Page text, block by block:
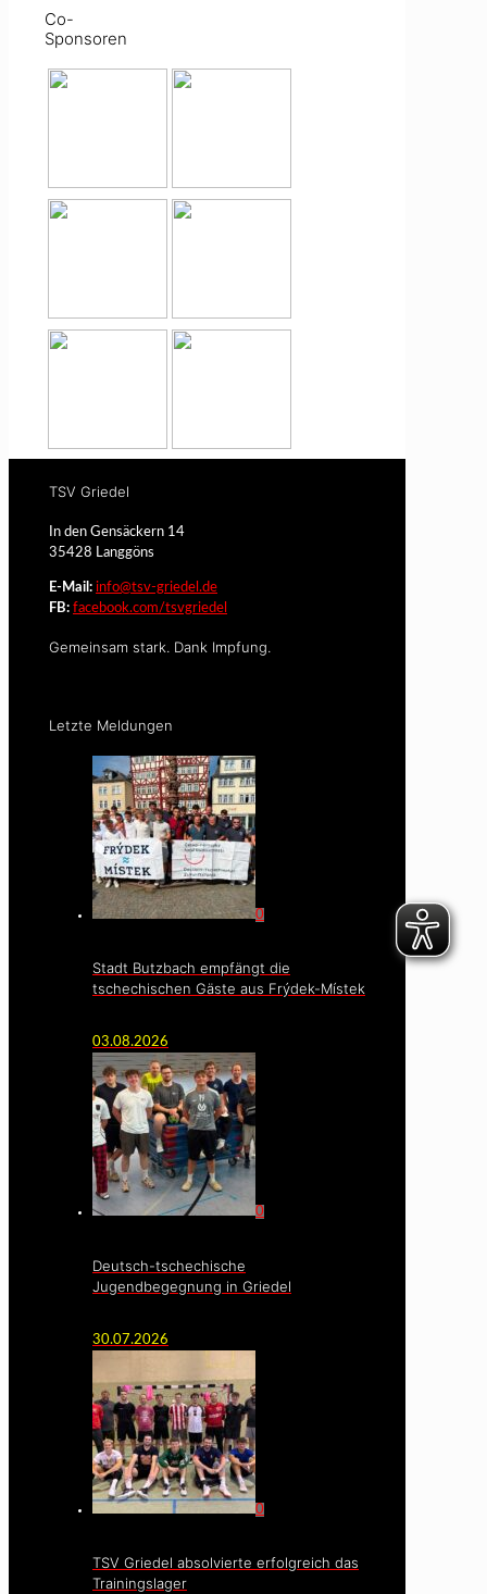
Co-
Sponsoren
TSV Griedel
In den Gensäckern 14
35428 Langgöns
E-Mail: info@tsv-griedel.de
FB: facebook.com/tsvgriedel
Gemeinsam stark. Dank Impfung.
Letzte Meldungen
0
Stadt Butzbach empfängt die
tschechischen Gäste aus Frýdek-Místek
03.08.2026
0
Deutsch-tschechische
Jugendbegegnung in Griedel
30.07.2026
0
TSV Griedel absolvierte erfolgreich das
Trainingslager